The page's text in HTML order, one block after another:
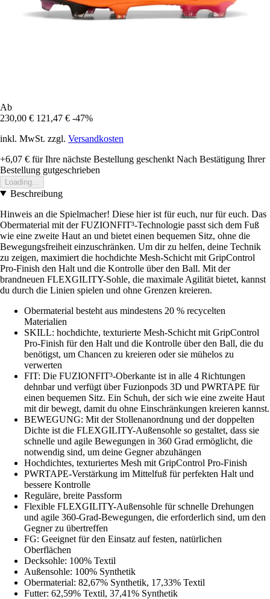
Ab
230,00 € 121,47 € -47%
inkl. MwSt. zzgl. Versandkosten
+6,07 € für Ihre nächste Bestellung geschenkt Nach Bestätigung Ihrer
Bestellung gutgeschrieben
Loading...
Beschreibung
Hinweis an die Spielmacher! Diese hier ist für euch, nur für euch. Das
Obermaterial mit der FUZIONFIT³-Technologie passt sich dem Fuß
wie eine zweite Haut an und bietet einen bequemen Sitz, ohne die
Bewegungsfreiheit einzuschränken. Um dir zu helfen, deine Technik
zu zeigen, maximiert die hochdichte Mesh-Schicht mit GripControl
Pro-Finish den Halt und die Kontrolle über den Ball. Mit der
brandneuen FLEXGILITY-Sohle, die maximale Agilität bietet, kannst
du durch die Linien spielen und ohne Grenzen kreieren.
Obermaterial besteht aus mindestens 20 % recycelten
Materialien
SKILL: hochdichte, texturierte Mesh-Schicht mit GripControl
Pro-Finish für den Halt und die Kontrolle über den Ball, die du
benötigst, um Chancen zu kreieren oder sie mühelos zu
verwerten
FIT: Die FUZIONFIT³-Oberkante ist in alle 4 Richtungen
dehnbar und verfügt über Fuzionpods 3D und PWRTAPE für
einen bequemen Sitz. Ein Schuh, der sich wie eine zweite Haut
mit dir bewegt, damit du ohne Einschränkungen kreieren kannst.
BEWEGUNG: Mit der Stollenanordnung und der doppelten
Dichte ist die FLEXGILITY-Außensohle so gestaltet, dass sie
schnelle und agile Bewegungen in 360 Grad ermöglicht, die
notwendig sind, um deine Gegner abzuhängen
Hochdichtes, texturiertes Mesh mit GripControl Pro-Finish
PWRTAPE-Verstärkung im Mittelfuß für perfekten Halt und
bessere Kontrolle
Reguläre, breite Passform
Flexible FLEXGILITY-Außensohle für schnelle Drehungen
und agile 360-Grad-Bewegungen, die erforderlich sind, um den
Gegner zu übertreffen
FG: Geeignet für den Einsatz auf festen, natürlichen
Oberflächen
Decksohle: 100% Textil
Außensohle: 100% Synthetik
Obermaterial: 82,67% Synthetik, 17,33% Textil
Futter: 62,59% Textil, 37,41% Synthetik